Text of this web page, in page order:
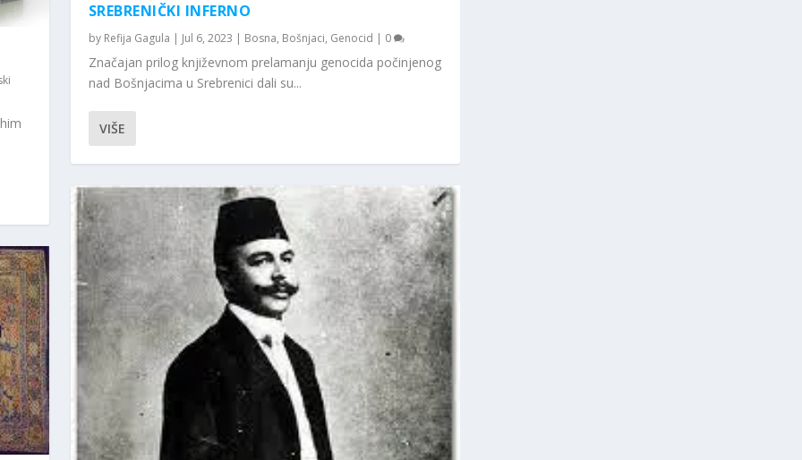
SREBRENIČKI INFERNO
by Refija Gagula | Jul 6, 2023 | Bosna, Bošnjaci, Genocid | 0
Značajan prilog književnom prelamanju genocida počinjenog
nad Bošnjacima u Srebrenici dali su...
VIŠE